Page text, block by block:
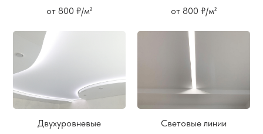
от 800 ₽/м²
от 800 ₽/м²
Двухуровневые
Световые линии